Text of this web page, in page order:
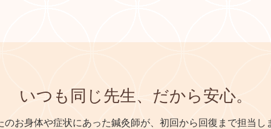
いつも同じ先生、 だから安心。
のお身体や症状にあった鍼灸師が、 初回から回復まで担当し